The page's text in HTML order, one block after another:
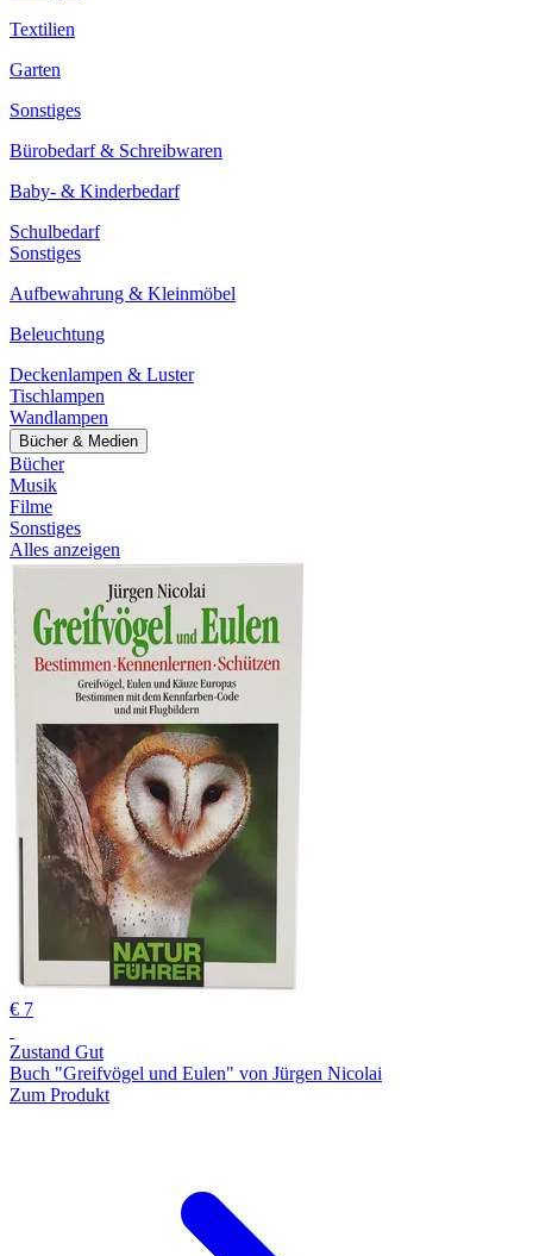
Textilien
Garten
Sonstiges
Bürobedarf & Schreibwaren
Baby- & Kinderbedarf
Schulbedarf
Sonstiges
Aufbewahrung & Kleinmöbel
Beleuchtung
Deckenlampen & Luster
Tischlampen
Wandlampen
Bücher & Medien
Bücher
Musik
Filme
Sonstiges
Alles anzeigen
€ 7
Zustand Gut
Buch "Greifvögel und Eulen" von Jürgen Nicolai
Zum Produkt